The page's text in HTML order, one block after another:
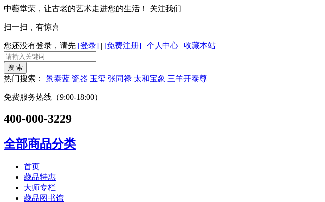
中藝堂荣，让古老的艺术走进您的生活！ 关注我们
扫一扫，有惊喜
您还没有登录，请先 [登录] | [免费注册] | 个人中心 | 收藏本站
热门搜索： 景泰蓝 瓷器 玉玺 张同禄 太和宝象 三羊开泰尊
免费服务热线（9:00-18:00）
400-000-3229
全部商品分类
首页
藏品特惠
大师专栏
藏品图书馆